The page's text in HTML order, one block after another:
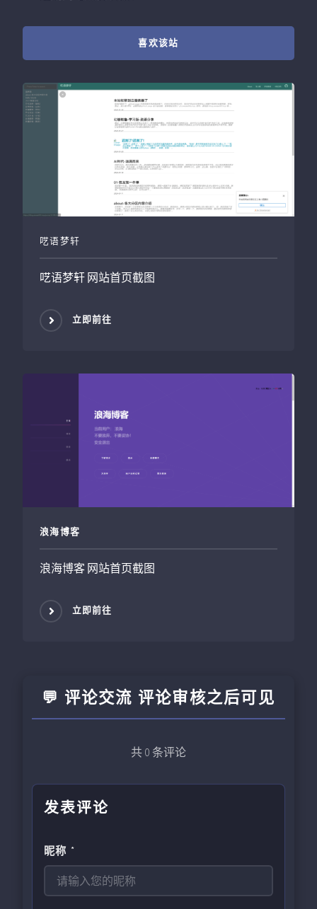
喜欢该站
呓语梦轩
呓语梦轩 网站首页截图
立即前往
浪海博客
浪海博客 网站首页截图
立即前往
💬 评论交流 评论审核之后可见
共 0 条评论
发表评论
昵称 *